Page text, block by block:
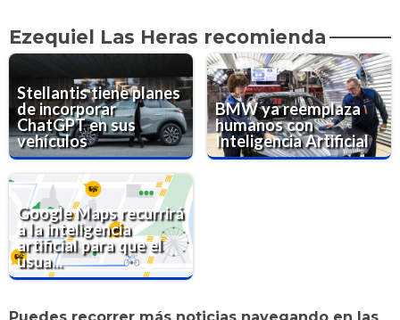
Ezequiel Las Heras recomienda
Stellantis tiene planes
de incorporar
ChatGPT en sus
vehículos
BMW ya reemplaza
humanos con
Inteligencia Artificial
Google Maps recurrirá
a la inteligencia
artificial para que el
usua...